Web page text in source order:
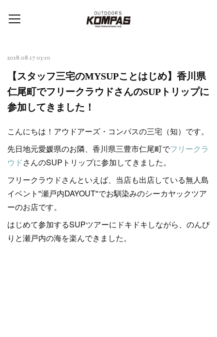
2018.08.17 03:10
【スタッフ三宅のMYSUPことはじめ】香川県
仁尾町でフリークラウドさんのSUPトリップに
参加してきました！
こんにちは！アウドアーズ・コンパスの三宅（知）です。
先日地元愛媛県のお隣、香川県三豊市仁尾町でフリークラ
ウドさんのSUPトリップに参加してきました。
フリークラウドさんといえば、当店も出店している無人島
イベント"瀬戸内DAYOUT"でお馴染みのシーカヤックツア
ーのお店です。
はじめて参加するSUPツアーにドキドキしながら、のんび
りと瀬戸内の海を楽んできました。